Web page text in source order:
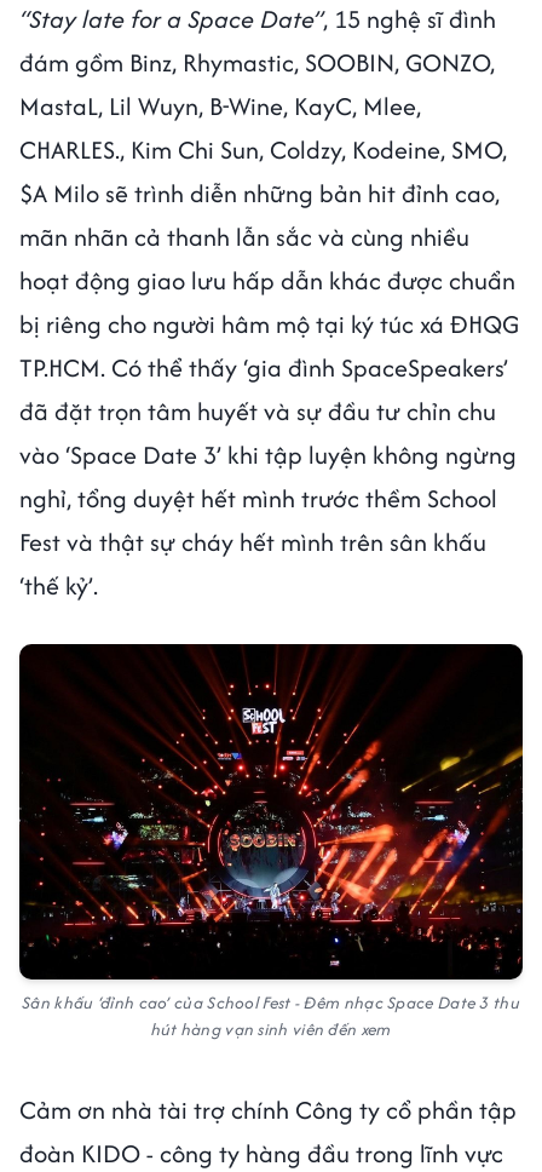
“Stay late for a Space Date”, 15 nghệ sĩ đình
đám gồm Binz, Rhymastic, SOOBIN, GONZO,
MastaL, Lil Wuyn, B-Wine, KayC, Mlee,
CHARLES., Kim Chi Sun, Coldzy, Kodeine, SMO,
$A Milo sẽ trình diễn những bản hit đỉnh cao,
mãn nhãn cả thanh lẫn sắc và cùng nhiều
hoạt động giao lưu hấp dẫn khác được chuẩn
bị riêng cho người hâm mộ tại ký túc xá ĐHQG
TP.HCM. Có thể thấy ‘gia đình SpaceSpeakers’
đã đặt trọn tâm huyết và sự đầu tư chỉn chu
vào ‘Space Date 3’ khi tập luyện không ngừng
nghỉ, tổng duyệt hết mình trước thềm School
Fest và thật sự cháy hết mình trên sân khấu
‘thế kỷ’.
Sân khấu ‘đỉnh cao’ của School Fest - Đêm nhạc Space Date 3 thu
hút hàng vạn sinh viên đến xem
Cảm ơn nhà tài trợ chính Công ty cổ phần tập
đoàn KIDO - công ty hàng đầu trong lĩnh vực